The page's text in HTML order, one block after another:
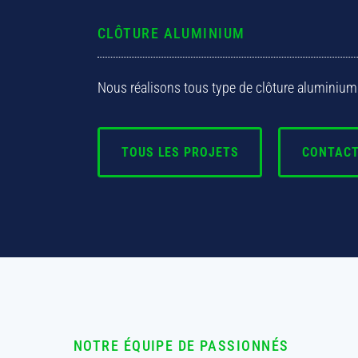
CLÔTURE ALUMINIUM
Nous réalisons tous type de clôture
TOUS LES PROJETS
NOTRE ÉQUIPE DE PASSIONNÉS